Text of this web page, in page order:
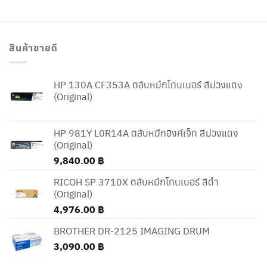
สินค้าขายดี
HP 130A CF353A ตลับหมึกโทนเนอร์ สีม่วงแดง
(Original)
HP 981Y L0R14A ตลับหมึกอิงค์เจ็ท สีม่วงแดง
(Original)
9,840.00 ฿
RICOH SP 3710X ตลับหมึกโทนเนอร์ สีดำ
(Original)
4,976.00 ฿
BROTHER DR-2125 IMAGING DRUM
3,090.00 ฿